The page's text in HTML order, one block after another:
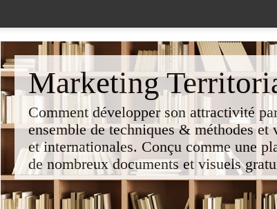
Marketing
Comment développer son attractivité
ensemble de techniques & méthodes et
et internationales. Conçu comme une
de nombreux documents et visuels